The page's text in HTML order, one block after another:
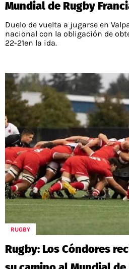
Mundial de Rugby
Duelo de vuelta a jugarse en
nacional con la obligación de
22-21en la ida.
RUGBY
Rugby: Los Cóndores